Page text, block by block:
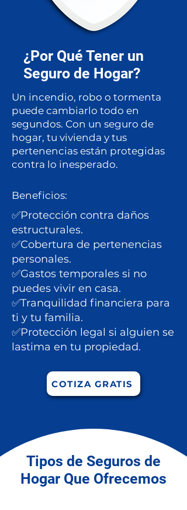
¿Por Qué Tener un
Seguro de Hogar?
Un incendio, robo o tormenta
puede cambiarlo todo en
segundos. Con un seguro de
hogar, tu vivienda y tus
pertenencias están protegidas
contra lo inesperado.
Beneficios:
✅Protección contra daños
estructurales.
✅Cobertura de pertenencias
personales.
✅Gastos temporales si no
puedes vivir en casa.
✅Tranquilidad financiera para
ti y tu familia.
✅Protección legal si alguien se
lastima en tu propiedad.
COTIZA GRATIS
Tipos de Seguros de
Hogar Que Ofrecemos